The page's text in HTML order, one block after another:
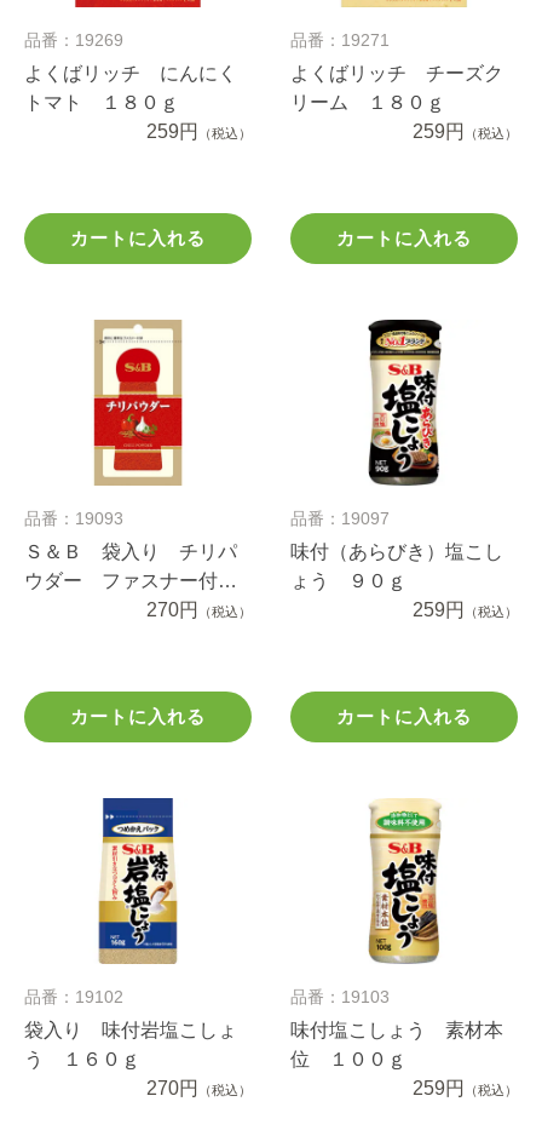
品番：19269
よくばリッチ にんにく
トマト １８０ｇ
259円
（税込）
カートに入れる
品番：19271
よくばリッチ チーズク
リーム １８０ｇ
259円
（税込）
カートに入れる
品番：19093
Ｓ＆Ｂ 袋入り チリパ
ウダー ファスナー付
270円 （税込）
カートに入れる
品番：19097
味付（あらびき）塩こし
ょう ９０ｇ
259円
（税込）
カートに入れる
品番：19102
袋入り 味付岩塩こしょ
う １６０ｇ
270円
（税込）
品番：19103
味付塩こしょう 素材本
位 １００ｇ
259円
（税込）